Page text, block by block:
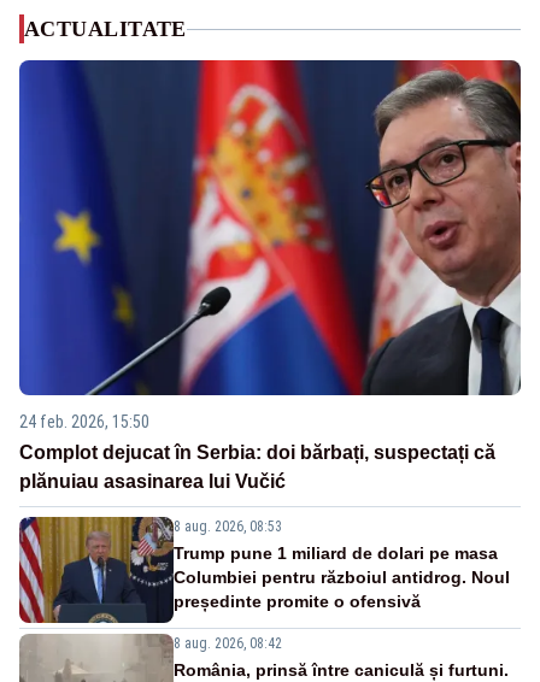
ACTUALITATE
24 feb. 2026, 15:50
Complot dejucat în Serbia: doi bărbați, suspectați că
plănuiau asasinarea lui Vučić
8 aug. 2026, 08:53
Trump pune 1 miliard de dolari pe masa
Columbiei pentru războiul antidrog. Noul
președinte promite o ofensivă
8 aug. 2026, 08:42
România, prinsă între caniculă și furtuni.